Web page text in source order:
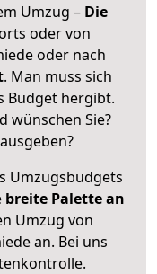
Umzug – Die
oder von
oder nach
. Man muss sich
Budget hergibt.
wünschen Sie?
Umzugsbudgets
breite Palette an
Umzug von
an. Bei uns